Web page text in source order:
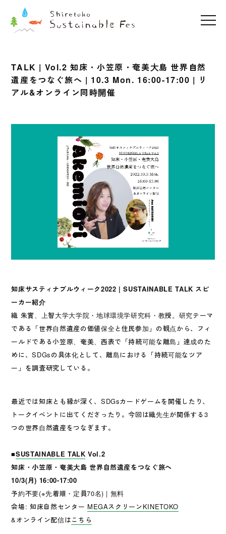
TALK | Vol.2 知床・小笠原・奄美大島 世界自然
遺産をつなぐ旅へ | 10.3 Mon. 16:00-17:00 | リ
アル&オンライン同時開催
知床サスティナブルウィーク2022 | SUSTAINABLE TALK スピ
ーカー紹介
織 朱實、上智大学大学院・地球環境学研究科・教授。研究テーマ
である「世界自然遺産の価値保全と住民参加」の観点から、フィ
ールドである小笠原、奄美、西表で「持続可能な離島」達成のた
めに、SDGsの具体化として、離島における「持続可能なツア
ー」を調査研究している。
最近では知床とも縁が深く、SDGsカードゲームを開催したり、
トークイベントに出てくださったり。今回は織先生が関係する3
つの世界自然遺産をつなぎます。
■SUSTAINABLE TALK Vol.2
知床・小笠原・奄美大島 世界自然遺産をつなぐ旅へ
10/3(月) 16:00-17:00
予約不要(※先着順・定員70名) | 無料
会場: 知床自然センター MEGAスクリーンKINETOKO
&オンライン配信はこちら